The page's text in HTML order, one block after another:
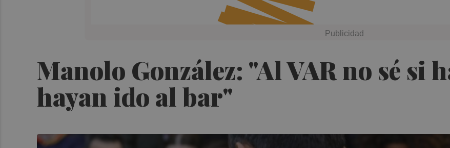
Manolo González: "Al VAR no sé si
hayan ido al bar"